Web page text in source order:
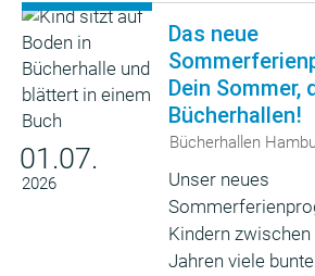
01.07.
2026
Das neue
Dein Sommer,
Bücherhallen!
Bücherhallen
Unser neues
Kindern
Jahren viele